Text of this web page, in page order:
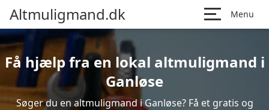
Altmuligmand.dk Menu
Få hjælp fra en lokal altmuligmand i
Ganløse
Søger du en altmuligmand i Ganløse? Få et gratis og